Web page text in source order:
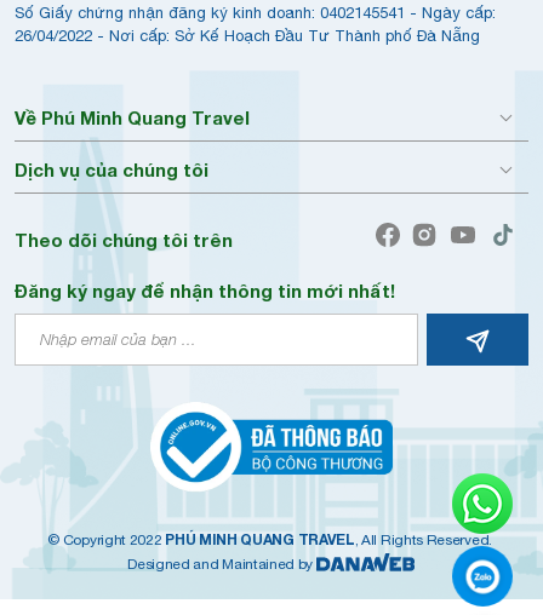
Số Giấy chứng nhận đăng ký kinh doanh: 0402145541 - Ngày cấp:
26/04/2022 - Nơi cấp: Sở Kế Hoạch Đầu Tư Thành phố Đà Nẵng
Về Phú Minh Quang Travel
Dịch vụ của chúng tôi
Theo dõi chúng tôi trên
Đăng ký ngay để nhận thông tin mới nhất!
© Copyright 2022 PHÚ MINH QUANG TRAVEL, All Rights Reserved.
Designed and Maintained by